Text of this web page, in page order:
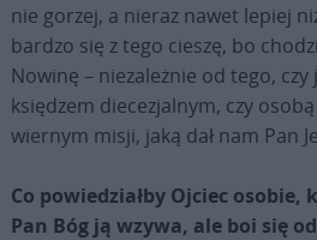
nie gorzej, a nieraz nawet lepiej
bardzo się z tego cieszę, bo
Nowinę – niezależnie od tego,
księdzem diecezjalnym, czy
wiernym misji, jaką dał nam Pan
Co powiedziałby Ojciec osobie,
Pan Bóg ją wzywa, ale boi się